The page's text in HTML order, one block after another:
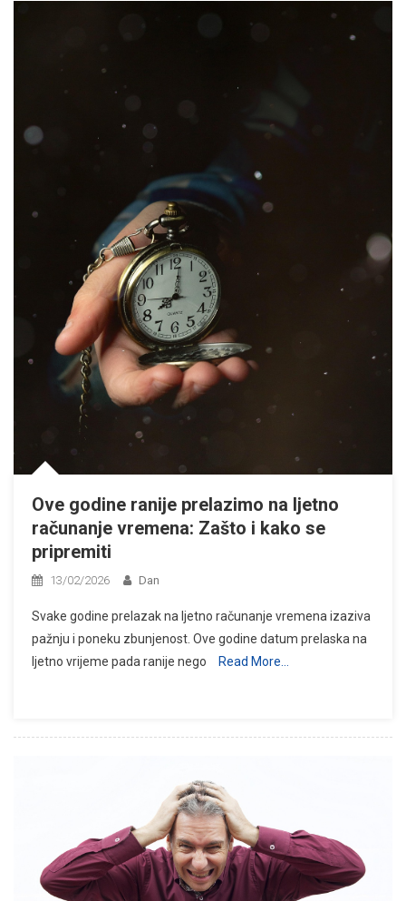
Ove godine ranije prelazimo na ljetno
računanje vremena: Zašto i kako se
pripremiti
13/02/2026 Dan
Svake godine prelazak na ljetno računanje vremena izaziva
pažnju i poneku zbunjenost. Ove godine datum prelaska na
ljetno vrijeme pada ranije nego
Read More…